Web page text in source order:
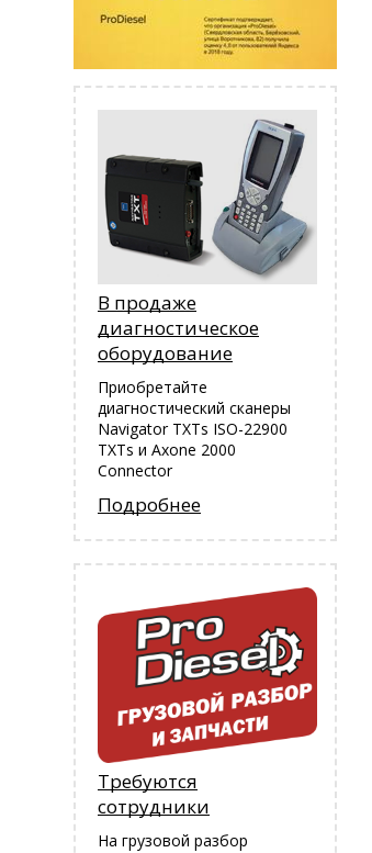
В продаже
диагностическое
оборудование
Приобретайте
диагностический сканеры
Navigator TXTs ISO-22900
TXTs и Аxone 2000
Connector
Подробнее
Требуются
сотрудники
На грузовой разбор